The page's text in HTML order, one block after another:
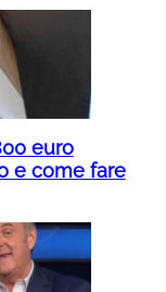
euro
e come fare